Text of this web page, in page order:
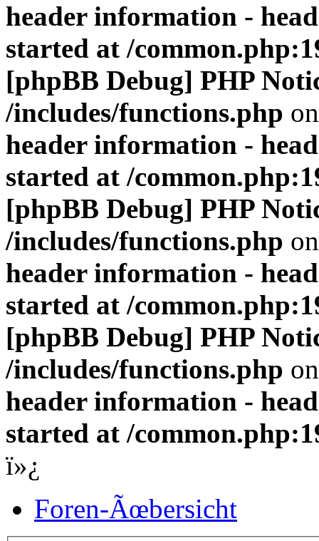
header information -
started at /
[phpBB Debug] PHP
/includes/functions.php
header information -
started at /
[phpBB Debug] PHP
/includes/functions.php
header information -
started at /
[phpBB Debug] PHP
/includes/functions.php
header information -
started at /
ï»¿
Foren-Ãœbersicht